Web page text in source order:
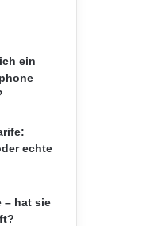
ein
echte
– hat sie